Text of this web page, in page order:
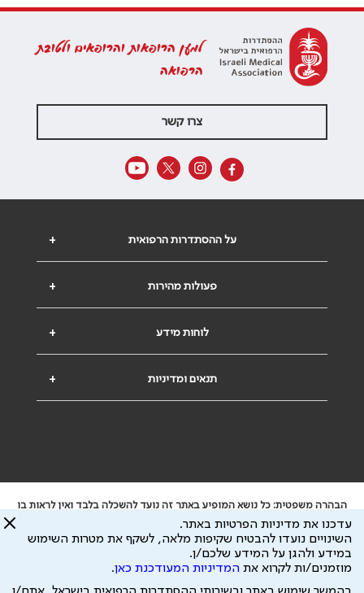
למען הרופאות והרופאים ולטובת
הרפואה
צרו קשר
+ על ההסתדרות הרפואית
+ פעולות מהירות
+ לוחות מידע
+ תנאים ומדיניות
הבהרה משפטית: כל נושא המופיע באתר זה נועד להשכלה בלבד ואין לראות בו
ייעוץ רפואי או משפטי. אין הר"י אחראית לתוכן המתפרסם באתר זה ולכל נזק
שעלול להיגרם.
ידוע לי שהר"י אוספת ושומרת מידע אישי לצורך מתן השרות וכי חלק ממנו עשוי
להיות מועבר לצדדים שלישיים, הכל בכפוף למדיניות הפרטיות
עדכנו את מדיניות הפרטיות באתר.
השינויים נועדו להבטיח שקיפות מלאה, לשקף את מטרות השימוש
במידע ולהגן על המידע שלכם/ן.
מוזמנים/ות לקרוא את המדיניות המעודכנת כאן.